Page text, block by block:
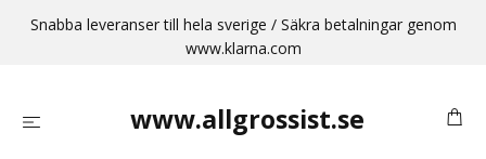
Snabba leveranser till hela sverige / Säkra betalningar genom
www.klarna.com
www.allgrossist.se